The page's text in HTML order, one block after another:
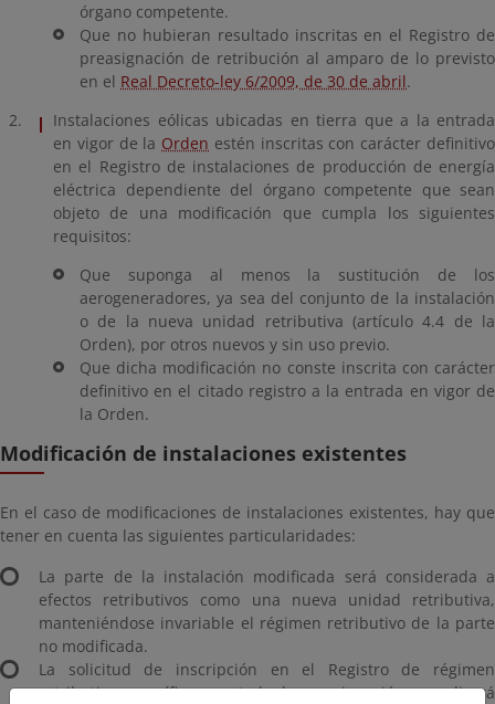
órgano competente.
Que no hubieran resultado inscritas en el Registro de
preasignación de retribución al amparo de lo previsto
en el Real Decreto-ley 6/2009, de 30 de abril.
Instalaciones eólicas ubicadas en tierra que a la entrada
en vigor de la Orden estén inscritas con carácter definitivo
en el Registro de instalaciones de producción de energía
eléctrica dependiente del órgano competente que sean
objeto de una modificación que cumpla los siguientes
requisitos:
Que suponga al menos la sustitución de los
aerogeneradores, ya sea del conjunto de la instalación
o de la nueva unidad retributiva (artículo 4.4 de la
Orden), por otros nuevos y sin uso previo.
Que dicha modificación no conste inscrita con carácter
definitivo en el citado registro a la entrada en vigor de
la Orden.
Modificación de instalaciones existentes
En el caso de modificaciones de instalaciones existentes, hay que
tener en cuenta las siguientes particularidades:
La parte de la instalación modificada será considerada a
efectos retributivos como una nueva unidad retributiva,
manteniéndose invariable el régimen retributivo de la parte
no modificada.
La solicitud de inscripción en el Registro de régimen
retributivo específico en estado de preasignación se realizará